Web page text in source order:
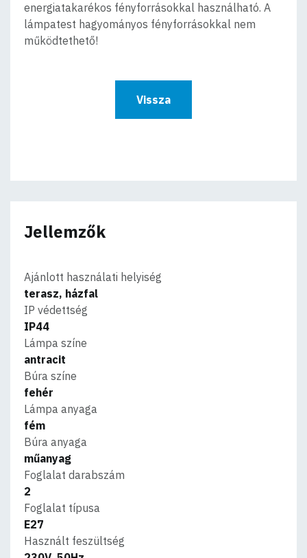
energiatakarékos fényforrásokkal használható. A
lámpatest hagyományos fényforrásokkal nem
működtethető!
Vissza
Jellemzők
Ajánlott használati helyiség
terasz, házfal
IP védettség
IP44
Lámpa színe
antracit
Búra színe
fehér
Lámpa anyaga
fém
Búra anyaga
műanyag
Foglalat darabszám
2
Foglalat típusa
E27
Használt feszültség